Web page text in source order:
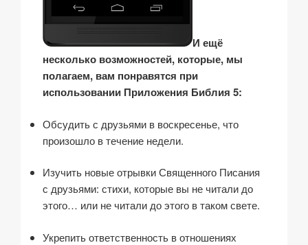
И ещё
несколько возможностей, которые, мы
полагаем, вам понравятся при
использовании Приложения Библия 5:
Обсудить с друзьями в воскресенье, что
произошло в течение недели.
Изучить новые отрывки Священного Писания
с друзьями: стихи, которые вы не читали до
этого… или не читали до этого в таком свете.
Укрепить ответственность в отношениях